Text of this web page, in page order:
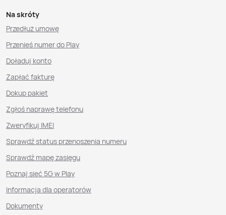
Na skróty
Przedłuż umowę
Przenieś numer do Play
Doładuj konto
Zapłać fakturę
Dokup pakiet
Zgłoś naprawę telefonu
Zweryfikuj IMEI
Sprawdź status przenoszenia numeru
Sprawdź mapę zasięgu
Poznaj sieć 5G w Play
Informacja dla operatorów
Dokumenty